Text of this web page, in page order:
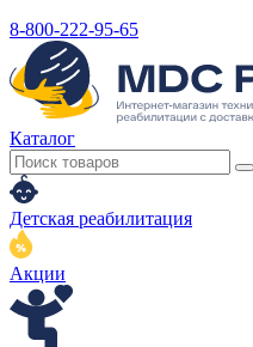
8-800-222-95-65
Каталог
Детская реабилитация
Акции